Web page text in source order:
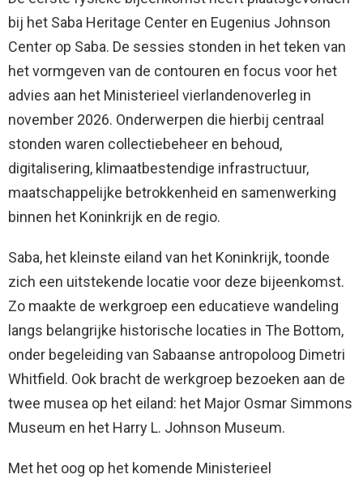
bij het Saba Heritage Center en Eugenius Johnson
Center op Saba. De sessies stonden in het teken van
het vormgeven van de contouren en focus voor het
advies aan het Ministerieel vierlandenoverleg in
november 2026. Onderwerpen die hierbij centraal
stonden waren collectiebeheer en behoud,
digitalisering, klimaatbestendige infrastructuur,
maatschappelijke betrokkenheid en samenwerking
binnen het Koninkrijk en de regio.
Saba, het kleinste eiland van het Koninkrijk, toonde
zich een uitstekende locatie voor deze bijeenkomst.
Zo maakte de werkgroep een educatieve wandeling
langs belangrijke historische locaties in The Bottom,
onder begeleiding van Sabaanse antropoloog Dimetri
Whitfield. Ook bracht de werkgroep bezoeken aan de
twee musea op het eiland: het Major Osmar Simmons
Museum en het Harry L. Johnson Museum.
Met het oog op het komende Ministerieel